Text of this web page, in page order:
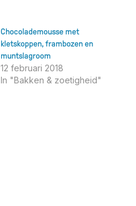
Chocolademousse met
kletskoppen, frambozen en
muntslagroom
12 februari 2018
In "Bakken & zoetigheid"